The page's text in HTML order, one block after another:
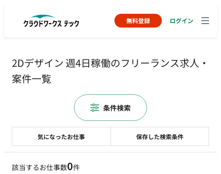
無料登録 ログイン
2Dデザイン 週4日稼働のフリーランス求人・
案件一覧
該当するお仕事数0件
気になったお仕事 保存した検索条件
条件検索